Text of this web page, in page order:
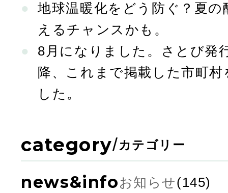
地球温暖化をどう防ぐ？夏
えるチャンスかも。
8月になりました。さとび発
降、これまで掲載した市町
した。
category/カテゴリー
news&infoお知らせ(145)